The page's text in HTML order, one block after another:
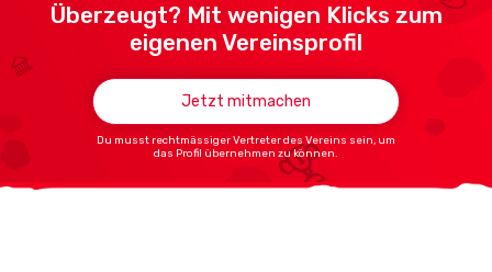
Überzeugt? Mit wenigen Klicks zum
eigenen Vereinsprofil
Jetzt mitmachen
Du musst rechtmässiger Vertreter des Vereins sein, um
das Profil übernehmen zu können.